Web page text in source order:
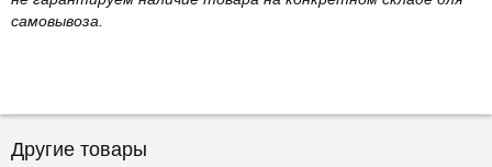
самовывоза.
Другие товары